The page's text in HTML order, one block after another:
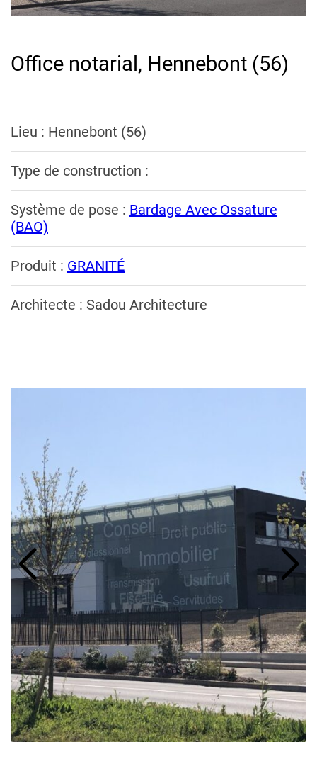
Office notarial, Hennebont (56)
Lieu : Hennebont (56)
Type de construction :
Système de pose : Bardage Avec Ossature
(BAO)
Produit : GRANITÉ
Architecte : Sadou Architecture